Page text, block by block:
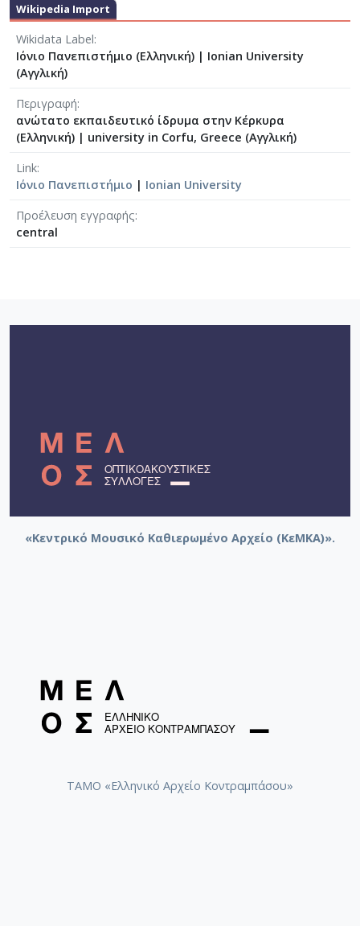
Wikipedia Import
Wikidata Label
Ιόνιο Πανεπιστήμιο (Ελληνική) | Ionian University
(Αγγλική)
Περιγραφή
ανώτατο εκπαιδευτικό ίδρυμα στην Κέρκυρα
(Ελληνική) | university in Corfu, Greece (Αγγλική)
Link
Ιόνιο Πανεπιστήμιο | Ionian University
Προέλευση εγγραφής
central
«Κεντρικό Μουσικό Καθιερωμένο Αρχείο (ΚεΜΚΑ)».
ΤΑΜΟ «Ελληνικό Αρχείο Κοντραμπάσου»